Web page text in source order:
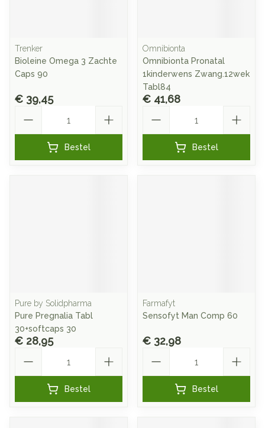
Trenker
Bioleine Omega 3 Zachte
Caps 90
€ 39,45
Bestel
Omnibionta
Omnibionta Pronatal
1kinderwens Zwang.12wek
Tabl84
€ 41,68
Bestel
Pure by Solidpharma
Pure Pregnalia Tabl
30+softcaps 30
€ 28,95
Bestel
Farmafyt
Sensofyt Man Comp 60
€ 32,98
Bestel